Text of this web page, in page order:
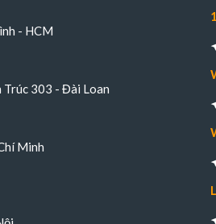
- HCM
303 - Đài Loan
Minh